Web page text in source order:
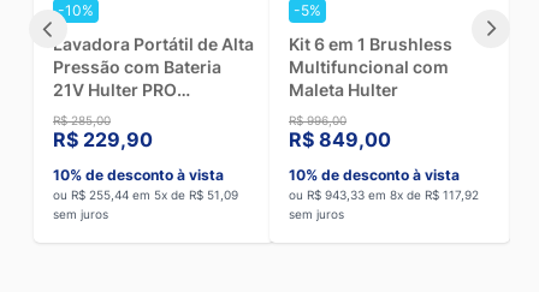
-5%
Aplicador de Silicone
para 300g com 1 Bateria
Hulter Pro HT1APLICSILF
R$ 584,00
R$ 499,00
10% de desconto à vista
ou R$ 554,44 em 8x de R$ 69,31
sem juros
-12%
Trena a Laser LDR 100
Metros Hulter
HT5LDR100MF
R$ 225,00
R$ 179,10
10% de desconto à vista
ou R$ 199,00 em 3x de R$ 66,33
sem juros